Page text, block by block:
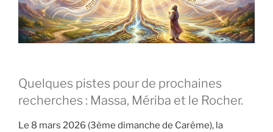
Quelques pistes pour de prochaines
recherches : Massa, Mériba et le Rocher.
Le 8 mars 2026 (3ème dimanche de Carême), la